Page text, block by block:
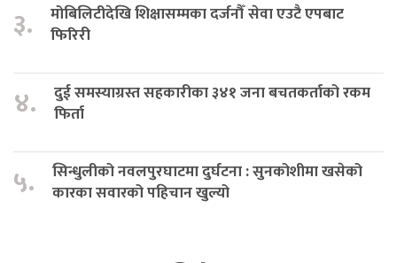
३.
मोबिलिटीदेखि शिक्षासम्मका दर्जनौँ सेवा एउटै एपबाट
फिरिरी
४.
दुई समस्याग्रस्त सहकारीका ३४१ जना बचतकर्ताको रकम
फिर्ता
५.
सिन्धुलीको नवलपुरघाटमा दुर्घटना : सुनकोशीमा खसेको
कारका सवारको पहिचान खुल्यो